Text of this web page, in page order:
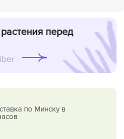
перед
по Минску в